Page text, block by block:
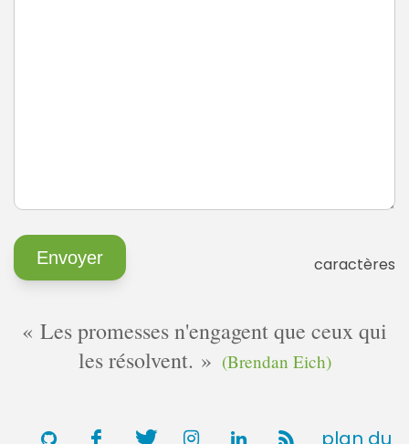
caractères
Les promesses n'engagent que ceux qui
les résolvent.
(Brendan Eich)
plan du